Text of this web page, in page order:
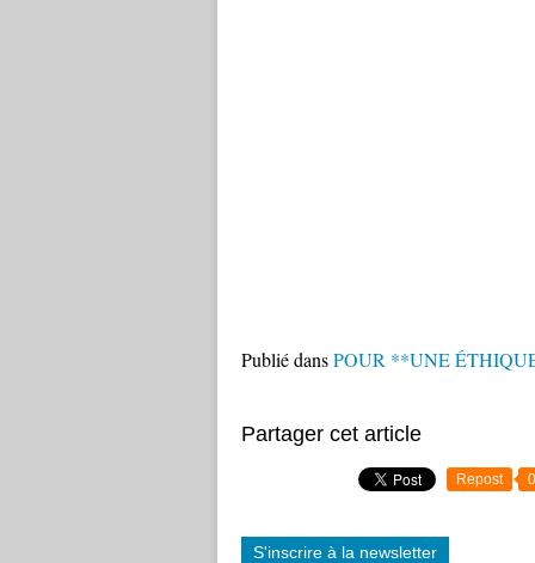
Publié dansPOUR **UNE
Partager cet article
Repost 0
S'inscrire à la newsletter